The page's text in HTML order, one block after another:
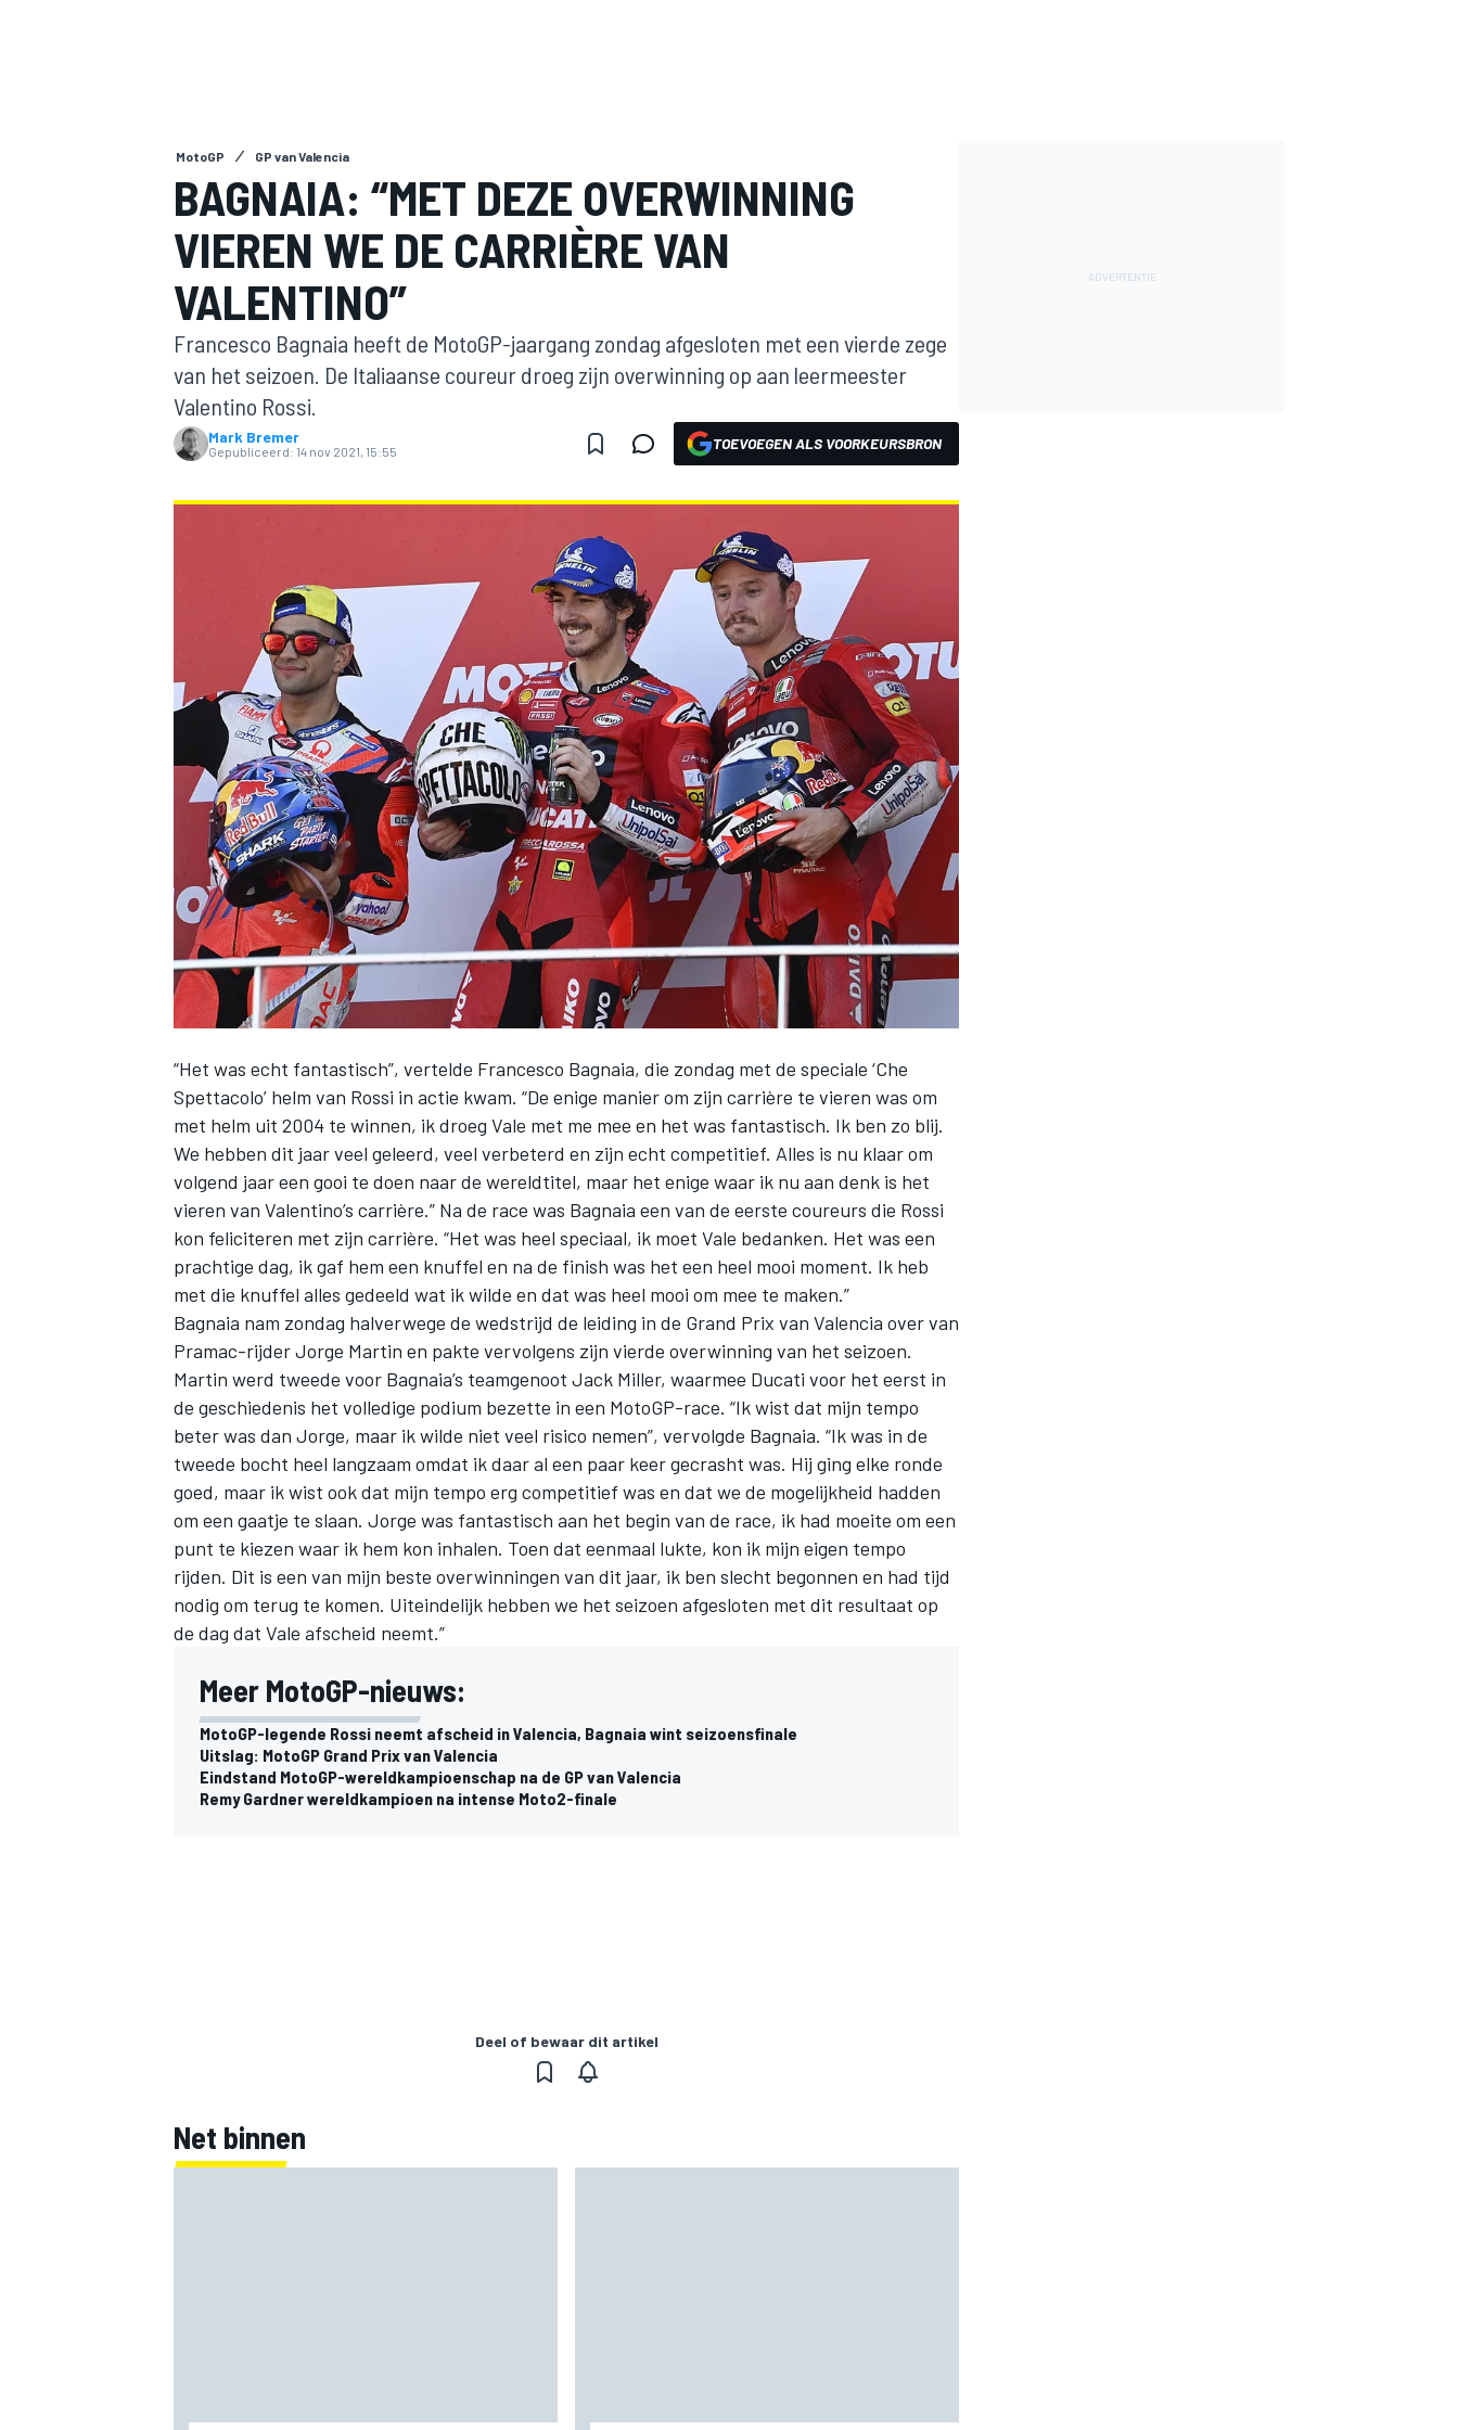
MOTOGP
WEC DTM
MotoGP GP van Valencia
BAGNAIA: “MET DEZE OVERWINNING
VIEREN WE DE CARRIÈRE VAN
VALENTINO”
Francesco Bagnaia heeft de MotoGP-jaargang zondag afgesloten met een vierde zege
van het seizoen. De Italiaanse coureur droeg zijn overwinning op aan leermeester
Valentino Rossi.
Mark Bremer
Gepubliceerd: 14 nov 2021, 15:55 TOEVOEGEN ALS VOORKEURSBRON
“Het was echt fantastisch”, vertelde Francesco Bagnaia, die zondag met de speciale ‘Che
Spettacolo’ helm van Rossi in actie kwam. “De enige manier om zijn carrière te vieren was om
met helm uit 2004 te winnen, ik droeg Vale met me mee en het was fantastisch. Ik ben zo blij.
We hebben dit jaar veel geleerd, veel verbeterd en zijn echt competitief. Alles is nu klaar om
volgend jaar een gooi te doen naar de wereldtitel, maar het enige waar ik nu aan denk is het
vieren van Valentino’s carrière.” Na de race was Bagnaia een van de eerste coureurs die Rossi
kon feliciteren met zijn carrière. “Het was heel speciaal, ik moet Vale bedanken. Het was een
prachtige dag, ik gaf hem een knuffel en na de finish was het een heel mooi moment. Ik heb
met die knuffel alles gedeeld wat ik wilde en dat was heel mooi om mee te maken.”
Bagnaia nam zondag halverwege de wedstrijd de leiding in de Grand Prix van Valencia over van
Pramac-rijderJorge Martin en pakte vervolgens zijn vierde overwinning van het seizoen.
Martin werd tweede voor Bagnaia’s teamgenoot Jack Miller, waarmee Ducati voor het eerst in
de geschiedenis het volledige podium bezette in een MotoGP-race. “Ik wist dat mijn tempo
beter was dan Jorge, maar ik wilde niet veel risico nemen”, vervolgde Bagnaia. “Ik was in de
tweede bocht heel langzaam omdat ik daar al een paar keer gecrasht was. Hij ging elke ronde
goed, maar ik wist ook dat mijn tempo erg competitief was en dat we de mogelijkheid hadden
om een gaatje te slaan. Jorge was fantastisch aan het begin van de race, ik had moeite om een
punt te kiezen waar ik hem kon inhalen. Toen dat eenmaal lukte, kon ik mijn eigen tempo
rijden. Dit is een van mijn beste overwinningen van dit jaar, ik ben slecht begonnen en had tijd
nodig om terug te komen. Uiteindelijk hebben we het seizoen afgesloten met dit resultaat op
de dag dat Vale afscheid neemt.”
Meer MotoGP-nieuws:
MotoGP-legende Rossi neemt afscheid in Valencia, Bagnaia wint seizoensfinale
Uitslag: MotoGP Grand Prix van Valencia
Eindstand MotoGP-wereldkampioenschap na de GP van Valencia
Remy Gardner wereldkampioen na intense Moto2-finale
Deel of bewaar dit artikel
Net binnen